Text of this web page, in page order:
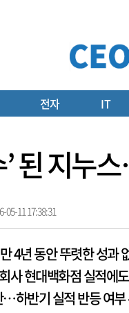
전자 IT
된 지누
05-11 17:38:31
4년 동안 뚜렷한 성과
현대백화점 실적에
하반기 실적 반등 여부